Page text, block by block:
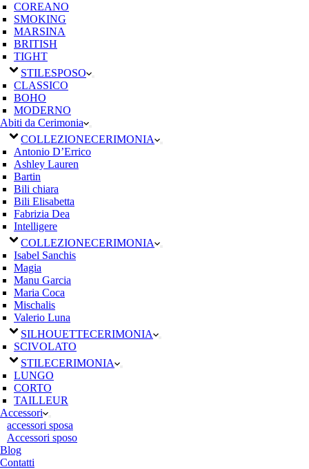
COREANO
SMOKING
MARSINA
BRITISH
TIGHT
STILESPOSO
CLASSICO
BOHO
MODERNO
Abiti da Cerimonia
COLLEZIONECERIMONIA
Antonio D’Errico
Ashley Lauren
Bartin
Bili chiara
Bili Elisabetta
Fabrizia Dea
Intelligere
COLLEZIONECERIMONIA
Isabel Sanchis
Magia
Manu Garcia
Maria Coca
Mischalis
Valerio Luna
SILHOUETTECERIMONIA
SCIVOLATO
STILECERIMONIA
LUNGO
CORTO
TAILLEUR
Accessori
accessori sposa
Accessori sposo
Blog
Contatti